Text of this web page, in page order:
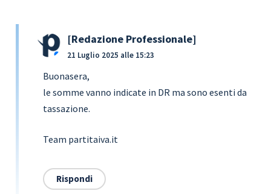
Redazione Professionale
21 Luglio 2025 alle 15:23
Buonasera,
le somme vanno indicate in DR ma sono esenti da
tassazione.
Team partitaiva.it
Rispondi